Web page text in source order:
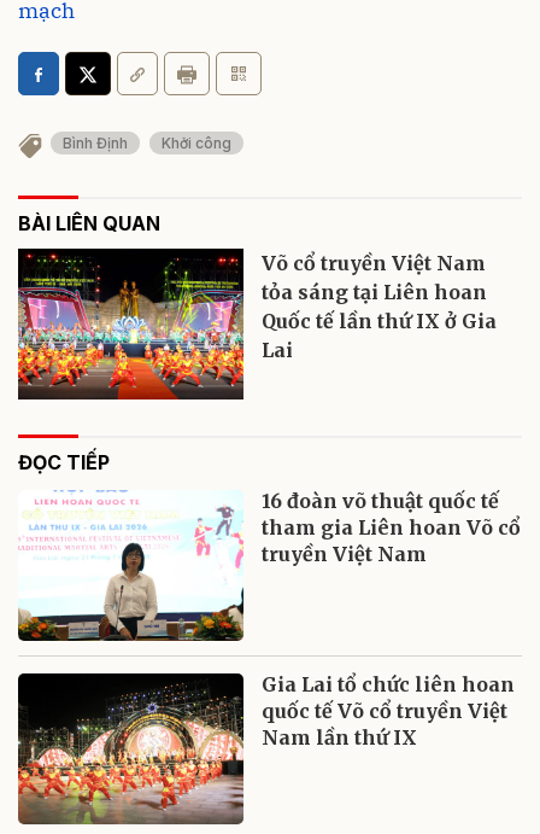
mạch
Bình Định Khởi công
BÀI LIÊN QUAN
Võ cổ truyền Việt Nam
tỏa sáng tại Liên hoan
Quốc tế lần thứ IX ở Gia
Lai
ĐỌC TIẾP
16 đoàn võ thuật quốc tế
tham gia Liên hoan Võ cổ
truyền Việt Nam
Gia Lai tổ chức liên hoan
quốc tế Võ cổ truyền Việt
Nam lần thứ IX